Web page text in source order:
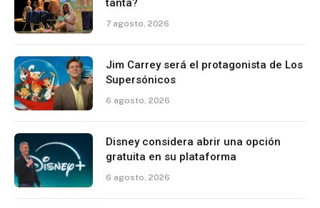
tanta?
7 agosto, 2026
Jim Carrey será el protagonista de Los
Supersónicos
6 agosto, 2026
Disney considera abrir una opción
gratuita en su plataforma
6 agosto, 2026